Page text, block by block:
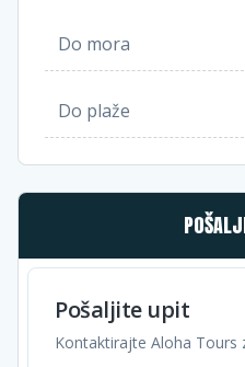
Do mora
Do plaže
Pošaljite upit
Kontaktirajte Aloha Tours